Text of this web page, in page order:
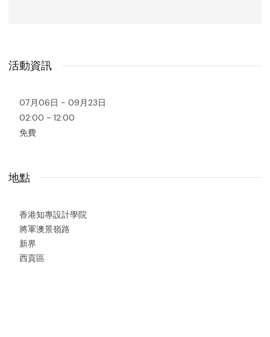
活動資訊
07月06日 - 09月23日
02:00 - 12:00
免費
地點
香港知專設計學院
將軍澳景嶺路
新界
西貢區